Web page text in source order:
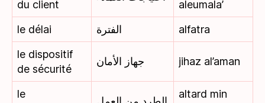
du client
aleumala’
le délai
الفترة
alfatra
le dispositif
de sécurité
جهاز الأمان jihaz al’aman
le
altard min